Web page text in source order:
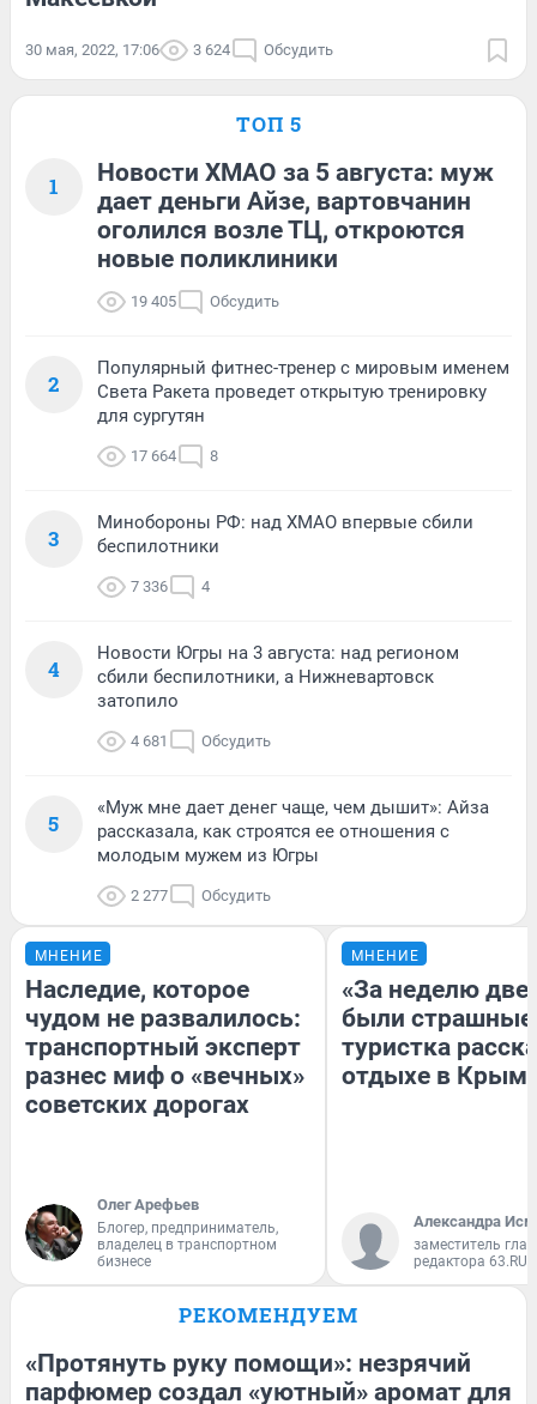
30 мая, 2022, 17:06 3 624 Обсудить
ТОП 5
1
Новости ХМАО за 5 августа: муж
дает деньги Айзе, вартовчанин
оголился возле ТЦ, откроются
новые поликлиники
19 405 Обсудить
2
Популярный фитнес-тренер с мировым именем
Света Ракета проведет открытую тренировку
для сургутян
17 664 8
3
Минобороны РФ: над ХМАО впервые сбили
беспилотники
7 336 4
4
Новости Югры на 3 августа: над регионом
сбили беспилотники, а Нижневартовск
затопило
4 681 Обсудить
5
«Муж мне дает денег чаще, чем дышит»: Айза
рассказала, как строятся ее отношения с
молодым мужем из Югры
2 277 Обсудить
МНЕНИЕ
Наследие, которое
чудом не развалилось:
транспортный эксперт
разнес миф о «вечных»
советских дорогах
Олег Арефьев
Блогер, предприниматель,
владелец в транспортном
бизнесе
МНЕНИЕ
«За неделю две
были
туристка
отдыхе в
Александра
заместитель
редактора 63.RU
РЕКОМЕНДУЕМ
«Протянуть руку помощи»: незрячий
парфюмер создал «уютный» аромат для